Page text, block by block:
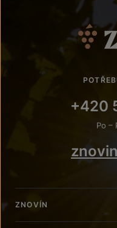
+420
Po –
ZNOVÍN